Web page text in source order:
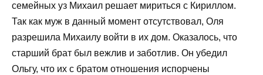
семейных уз Михаил решает мириться с Кириллом.
Так как муж в данный момент отсутствовал, Оля
разрешила Михаилу войти в их дом. Оказалось, что
старший брат был вежлив и заботлив. Он убедил
Ольгу, что их с братом отношения испорчены